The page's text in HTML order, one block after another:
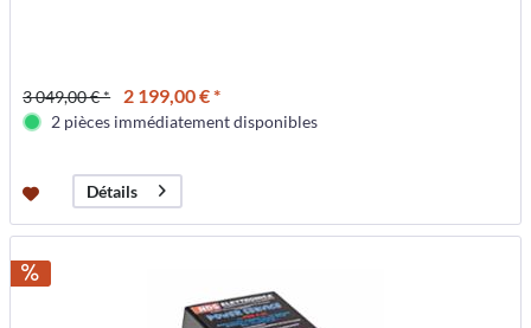
3 049,00 € * 2 199,00 € *
2 pièces immédiatement disponibles
Détails